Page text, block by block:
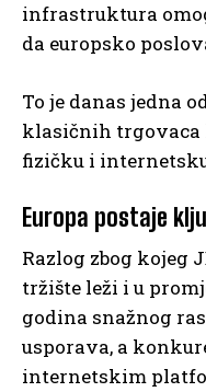
infrastruktura
da europsko
To je danas jedna
klasičnih trgovaca
fizičku i
Europa postaje
Razlog zbog kojeg
tržište leži i u
godina snažnog
usporava, a
internetskim